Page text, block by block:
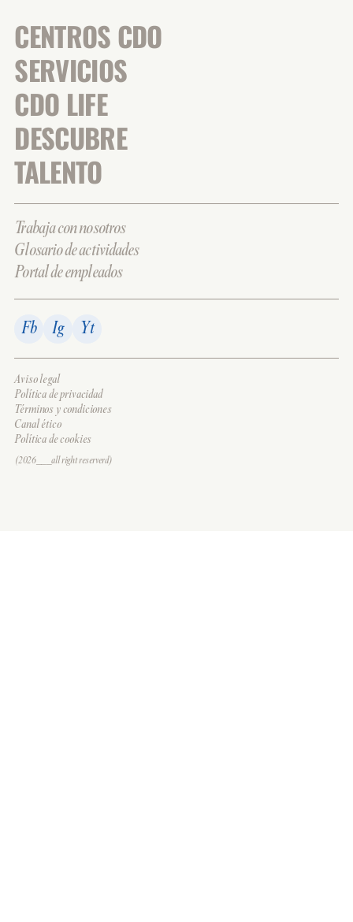
CENTROS CDO
SERVICIOS
CDO LIFE
DESCUBRE
TALENTO
Trabaja con nosotros
Glosario de actividades
Portal de empleados
Fb Ig Yt
Aviso legal
Política de privacidad
Términos y condiciones
Canal ético
Política de cookies
(2026___all right reserverd)